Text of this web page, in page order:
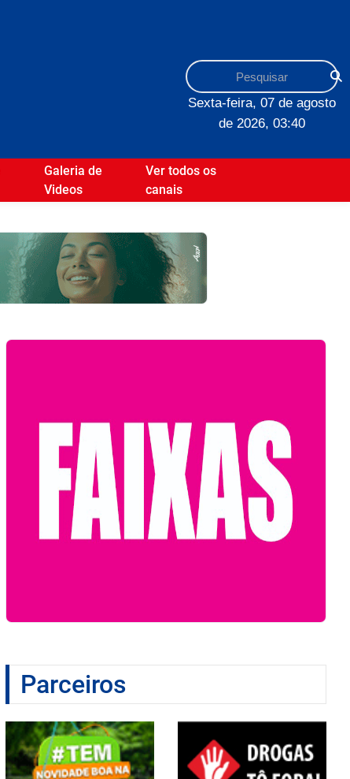
Sexta-feira, 07 de agosto
de 2026, 03:40
Galeria de
Videos
Ver todos os
canais
Parceiros